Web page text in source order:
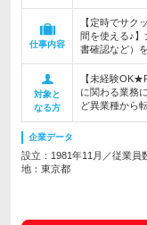
仕事内容
【定時でサク
間を使える♪
書確認など）
対象と
なる方
【未経験
に関わる業務
ど異業種から
企業データ
設立：1981年11月／従業員
地：東京都